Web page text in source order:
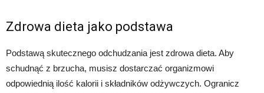
Zdrowa dieta jako podstawa
Podstawą skutecznego odchudzania jest zdrowa dieta. Aby
schudnąć z brzucha, musisz dostarczać organizmowi
odpowiednią ilość kalorii i składników odżywczych. Ogranicz